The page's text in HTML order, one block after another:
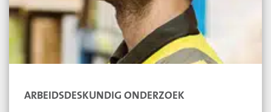
ARBEIDSDESKUNDIG ONDERZOEK